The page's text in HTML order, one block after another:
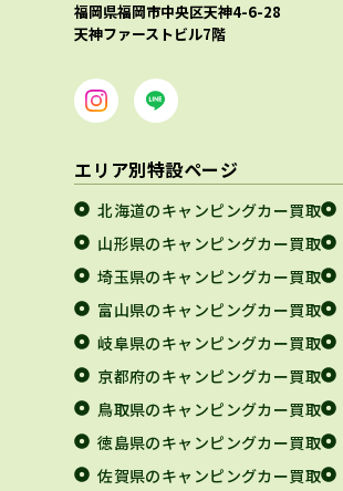
福岡県福岡市中央区天神4-6-28
天神ファーストビル7階
エリア別特設ページ
北海道のキャンピングカー買取
山形県のキャンピングカー買取
埼玉県のキャンピングカー買取
富山県のキャンピングカー買取
岐阜県のキャンピングカー買取
京都府のキャンピングカー買取
鳥取県のキャンピングカー買取
徳島県のキャンピングカー買取
佐賀県のキャンピングカー買取